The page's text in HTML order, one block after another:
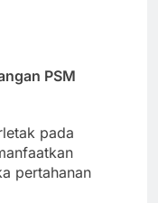
PSM
pada
pertahanan